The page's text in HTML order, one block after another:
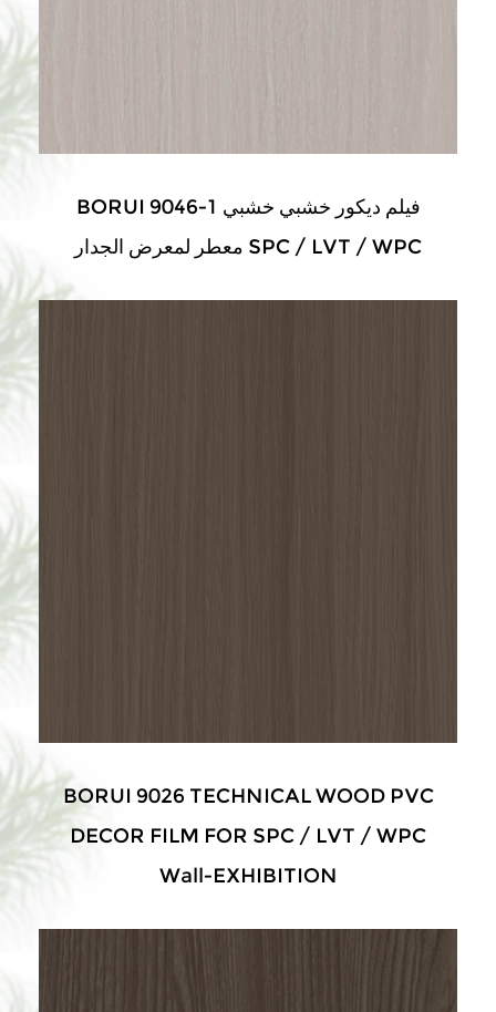
BORUI 9046-1 فيلم ديكور خشبي خشبي
معطر لمعرض الجدار SPC / LVT / WPC
BORUI 9026 TECHNICAL WOOD PVC
DECOR FILM FOR SPC / LVT / WPC
Wall-EXHIBITION